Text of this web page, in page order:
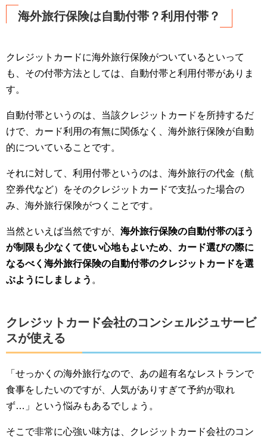
海外旅行保険は自動付帯？利用付帯？
クレジットカードに海外旅行保険がついているといって
も、その付帯方法としては、自動付帯と利用付帯がありま
す。
自動付帯というのは、当該クレジットカードを所持するだ
けで、カード利用の有無に関係なく、海外旅行保険が自動
的についていることです。
それに対して、利用付帯というのは、海外旅行の代金（航
空券代など）をそのクレジットカードで支払った場合の
み、海外旅行保険がつくことです。
当然といえば当然ですが、 海外旅行保険の自動付帯のほう
が制限も少なくて使い心地もよいため、カード選びの際に
なるべく海外旅行保険の自動付帯のクレジットカードを選
ぶようにしましょう 。
クレジットカード会社のコンシェルジュサービ
スが使える
「せっかくの海外旅行なので、あの超有名なレストランで
食事をしたいのですが、人気がありすぎて予約が取れ
ず…」という悩みもあるでしょう。
そこで非常に心強い味方は、クレジットカード会社のコン